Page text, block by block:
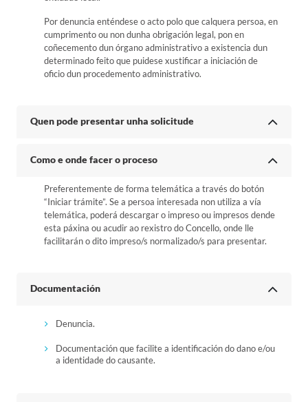
Por denuncia enténdese o acto polo que calquera persoa, en
cumprimento ou non dunha obrigación legal, pon en
coñecemento dun órgano administrativo a existencia dun
determinado feito que puidese xustificar a iniciación de
oficio dun procedemento administrativo.
Quen pode presentar unha solicitude
Como e onde facer o proceso
Preferentemente de forma telemática a través do botón
“Iniciar trámite”. Se a persoa interesada non utiliza a vía
telemática, poderá descargar o impreso ou impresos dende
esta páxina ou acudir ao rexistro do Concello, onde lle
facilitarán o dito impreso/s normalizado/s para presentar.
Documentación
Denuncia.
Documentación que facilite a identificación do dano e/ou
a identidade do causante.